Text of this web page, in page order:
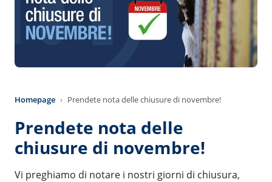
Homepage Prendete nota delle chiusure di novembre!
Prendete nota delle
chiusure di novembre!
Vi preghiamo di notare i nostri giorni di chiusura,